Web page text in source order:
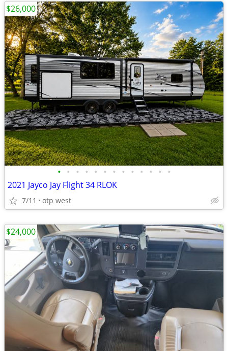
• • • • • • • • • • • • •
2021 Jayco Jay Flight 34 RLOK
7/11 otp west
$26,000
$24,000